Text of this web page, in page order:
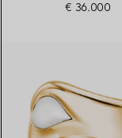
€ 36.000